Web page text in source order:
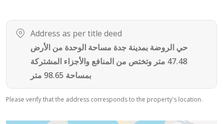
عزل مائي وحراري
ضمان المصعد
ضمانات إكسسوارات الكهرباء
ضمانات المواد الصحية
Address as per title deed
حي الروضة بمدينة جدة مساحة الوحدة من الأرض
47.48 متر وتختص من المنافع والأجزاء المشتركة
بمساحة 98.65 متر
Please verify that the address corresponds to the property's location.